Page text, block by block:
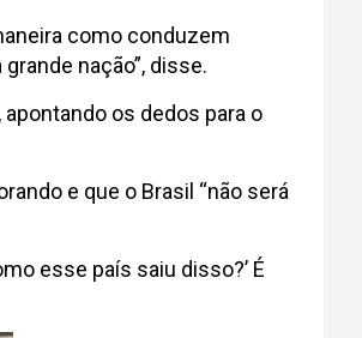
como conduzem
nação”, disse.
os dedos para o
e que o Brasil “não será
esse país saiu disso?’ É